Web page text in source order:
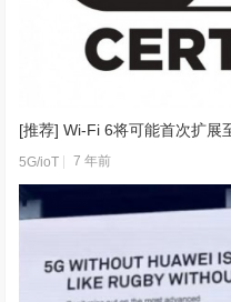
[推荐] Wi-Fi 6将可能首次扩展
5G/ioT 7 年前